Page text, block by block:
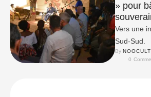
» pour
Vers une
Sud-Sud.
By
0